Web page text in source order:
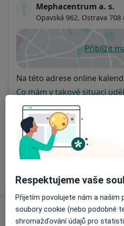
Mephacentrum a. s.
Opavská 962, Ostrava 708
Přiblížitse
Dostupnost
Na této adrese online
Co mám v takové situaci
Způsoby platby (soukromé
Na teto adrese lékař
Detaily
o
Názory
Respektujeme vaše
Přijetím povolujete nám a našim
soubory cookie (nebo podobné
shromažďování údajů pro